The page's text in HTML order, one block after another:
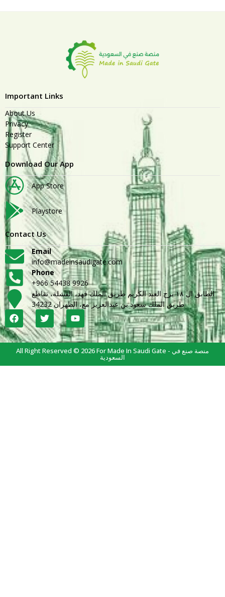
Important Links
About Us
Privacy
Register
Support Center
Download Our App
App Store
Playstore
Contact Us
Email
info@madeinsaudigate.com
Phone
+966 54438 9926
الطابق ال ١٨ برج العبد الكريم طريق الملك فهد، القشلة، تقاطع
طريق الملك سعود بن عبدالعزيز مع، الظهران 34232
All Right Reserved © 2026 For Made In Saudi Gate - منصة صنع في
السعودية